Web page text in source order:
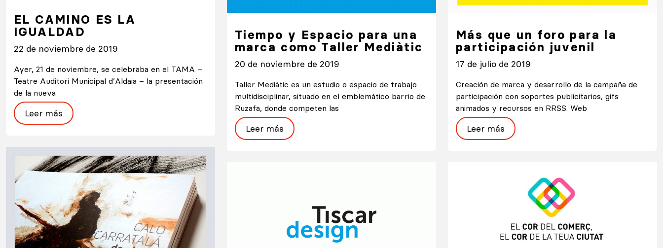
EL CAMINO ES LA
IGUALDAD
22 de noviembre de 2019
Ayer, 21 de noviembre, se celebraba en el TAMA –
Teatre Auditori Municipal d’Aldaia – la presentación
de la nueva
Leer más
Tiempo y Espacio para una
marca como Taller Mediàtic
20 de noviembre de 2019
Taller Mediàtic es un estudio o espacio de trabajo
multidisciplinar, situado en el emblemático barrio de
Ruzafa, donde competen las
Leer más
Más que un foro para la
participación juvenil
17 de julio de 2019
Creación de marca y desarrollo de la campaña de
participación con soportes publicitarios, gifs
animados y recursos en RRSS. Web
Leer más